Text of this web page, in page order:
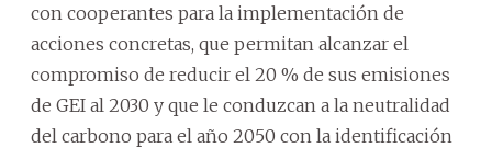
con cooperantes para la implementación de
acciones concretas, que permitan alcanzar el
compromiso de reducir el 20 % de sus emisiones
de GEI al 2030 y que le conduzcan a la neutralidad
del carbono para el año 2050 con la identificación